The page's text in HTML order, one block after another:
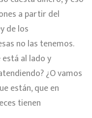
a partir del
de los
no las tenemos.
al lado y
¿O vamos
están, que en
tienen